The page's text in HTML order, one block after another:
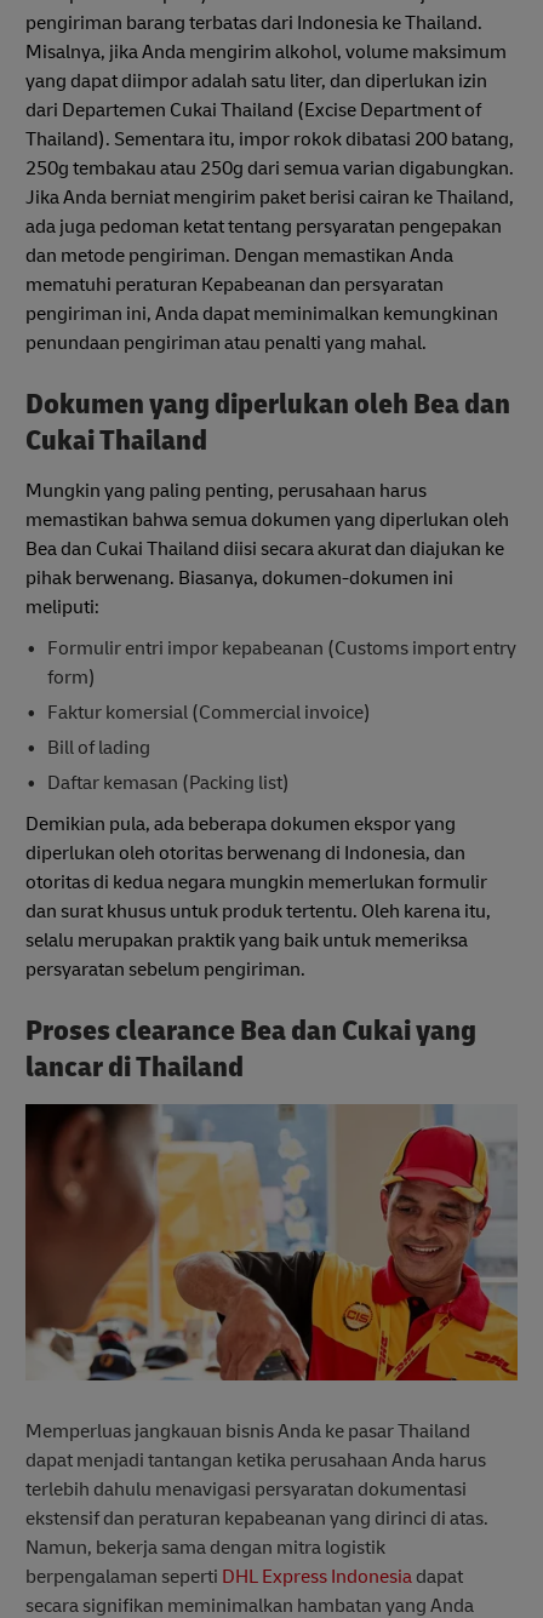
pengiriman barang terbatas dari Indonesia ke Thailand.
Misalnya, jika Anda mengirim alkohol, volume maksimum
yang dapat diimpor adalah satu liter, dan diperlukan izin
dari Departemen Cukai Thailand (Excise Department of
Thailand). Sementara itu, impor rokok dibatasi 200 batang,
250g tembakau atau 250g dari semua varian digabungkan.
Jika Anda berniat mengirim paket berisi cairan ke Thailand,
ada juga pedoman ketat tentang persyaratan pengepakan
dan metode pengiriman. Dengan memastikan Anda
mematuhi peraturan Kepabeanan dan persyaratan
pengiriman ini, Anda dapat meminimalkan kemungkinan
penundaan pengiriman atau penalti yang mahal.
Dokumen yang diperlukan oleh Bea dan
Cukai Thailand
Mungkin yang paling penting, perusahaan harus
memastikan bahwa semua dokumen yang diperlukan oleh
Bea dan Cukai Thailand diisi secara akurat dan diajukan ke
pihak berwenang. Biasanya, dokumen-dokumen ini
meliputi:
Formulir entri impor kepabeanan (Customs import entry
form)
Faktur komersial (Commercial invoice)
Bill of lading
Daftar kemasan (Packing list)
Demikian pula, ada beberapa dokumen ekspor yang
diperlukan oleh otoritas berwenang di Indonesia, dan
otoritas di kedua negara mungkin memerlukan formulir
dan surat khusus untuk produk tertentu. Oleh karena itu,
selalu merupakan praktik yang baik untuk memeriksa
persyaratan sebelum pengiriman.
Proses clearance Bea dan Cukai yang
lancar di Thailand
Memperluas jangkauan bisnis Anda ke pasar Thailand
dapat menjadi tantangan ketika perusahaan Anda harus
terlebih dahulu menavigasi persyaratan dokumentasi
ekstensif dan peraturan kepabeanan yang dirinci di atas.
Namun, bekerja sama dengan mitra logistik
berpengalaman seperti DHL Express Indonesia dapat
secara signifikan meminimalkan hambatan yang Anda